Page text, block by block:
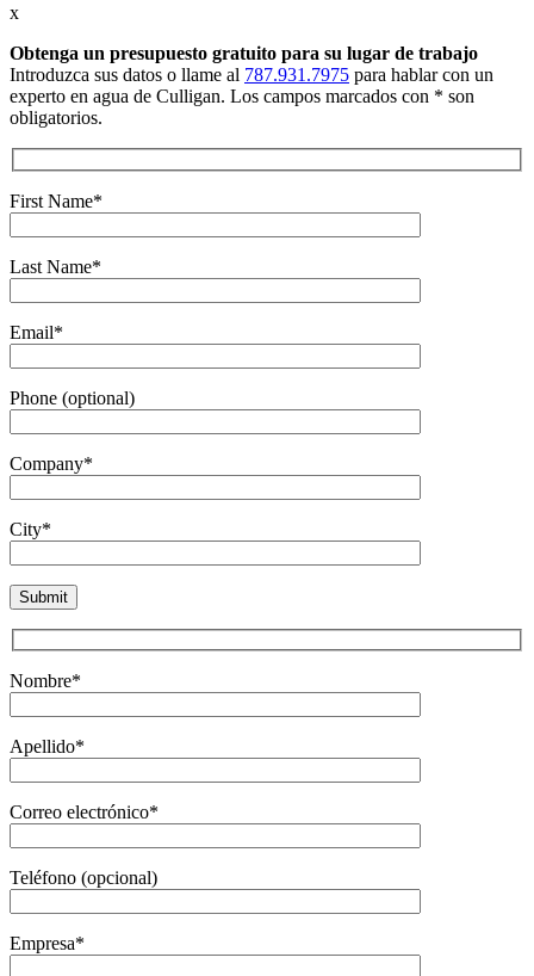
x
Obtenga un presupuesto gratuito para su lugar de trabajo
Introduzca sus datos o llame al 787.931.7975 para hablar con un
experto en agua de Culligan. Los campos marcados con * son
obligatorios.
First Name*
Last Name*
Email*
Phone (optional)
Company*
City*
Nombre*
Apellido*
Correo electrónico*
Teléfono (opcional)
Empresa*